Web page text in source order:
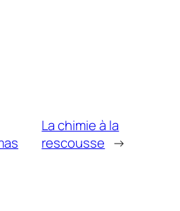
La chimie à la
rescousse →